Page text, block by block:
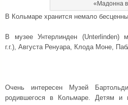
«Мадонна
В Кольмаре хранится немало
В музее Унтерлинден (Unterlinden)
г.г.), Августа Ренуара, Клода Моне,
Очень интересен Музей
родившегося в Кольмаре. Детям и